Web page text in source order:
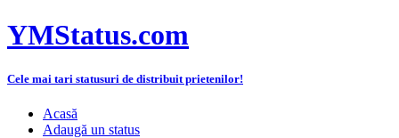
YMStatus.com
Cele mai tari statusuri de distribuit prietenilor!
Acasă
Adaugă un status